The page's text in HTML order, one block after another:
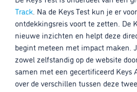
Track. Na de Keys Test kun je er
ontdekkingsreis voort te zetten. De
nieuwe inzichten en helpt deze
begint meteen met impact maken.
zowel zelfstandig op de website
samen met een gecertificeerd Keys
over de verschillen tussen deze